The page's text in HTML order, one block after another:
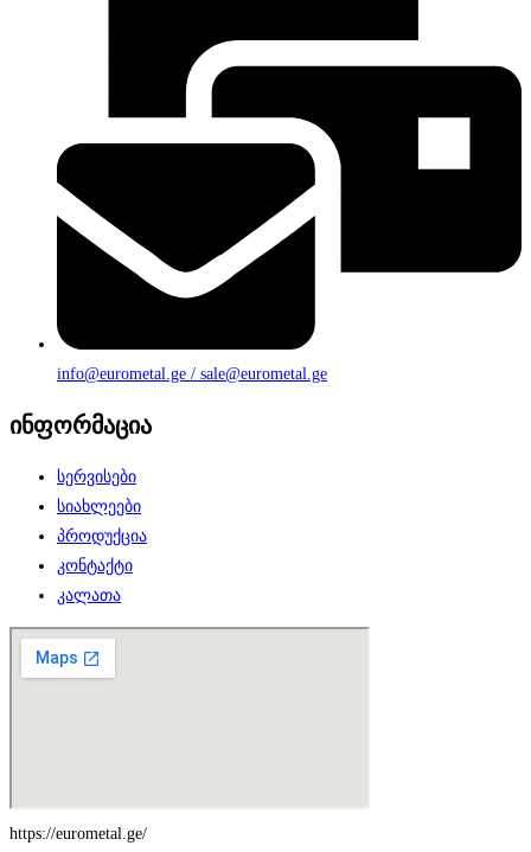
info@eurometal.ge / sale@eurometal.ge
ინფორმაცია
სერვისები
სიახლეები
პროდუქცია
კონტაქტი
კალათა
https://eurometal.ge/